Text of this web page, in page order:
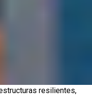
resilientes,